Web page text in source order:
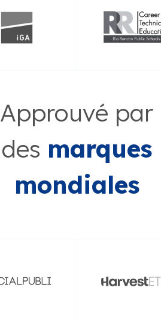
Approuvé par
des marques
mondiales